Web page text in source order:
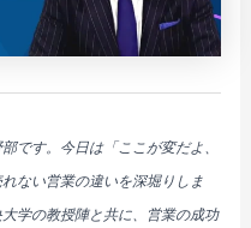
です。今日は「ここが変だよ、
ない営業の違いを深堀りしま
学の教授陣と共に、営業の成功